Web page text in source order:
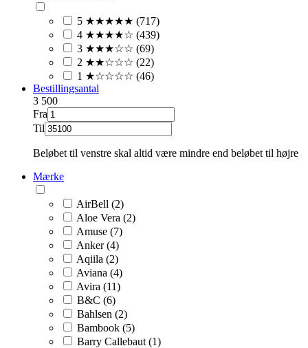
5 ★★★★★ (717)
4 ★★★★☆ (439)
3 ★★★☆☆ (69)
2 ★★☆☆☆ (22)
1 ★☆☆☆☆ (46)
Bestillingsantal
3 500
Fra
Til
Beløbet til venstre skal altid være mindre end beløbet til højre
Mærke
AirBell (2)
Aloe Vera (2)
Amuse (7)
Anker (4)
Aqiila (2)
Aviana (4)
Avira (11)
B&C (6)
Bahlsen (2)
Bambook (5)
Barry Callebaut (1)